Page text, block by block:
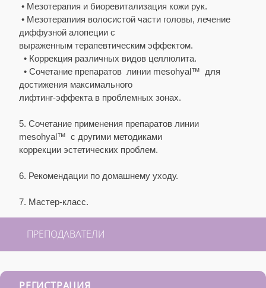
• Мезотерапия и биоревитализация кожи рук.
• Мезотерапиия волосистой части головы, лечение
диффузной алопеции с
выраженным терапевтическим эффектом.
• Коррекция различных видов целлюлита.
• Сочетание препаратов линии mesohyal™ для
достижения максимального
лифтинг-эффекта в проблемных зонах.
5. Сочетание применения препаратов линии
mesohyal™ с другими методиками
коррекции эстетических проблем.
6. Рекомендации по домашнему уходу.
7. Мастер-класс.
ПРЕПОДАВАТЕЛИ